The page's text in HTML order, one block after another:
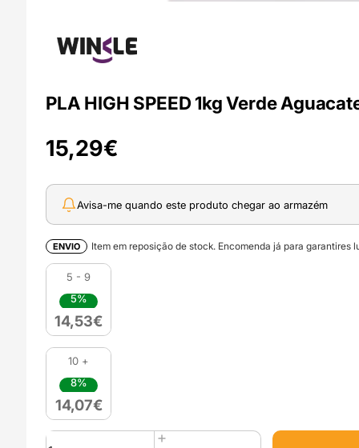
PLA HIGH SPEED 1kg Verde
15,29€
Avisa-me quando este produto chegar ao armazém
ENVIO Item em reposição de stock. Encomenda já para garantires
5 - 9
5%
14,53€
10 +
8%
14,07€
Quantidade